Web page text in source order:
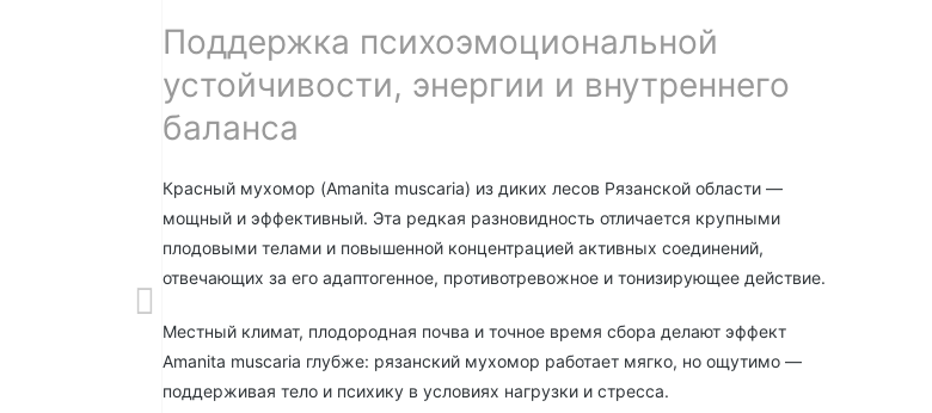
Поддержка психоэмоциональной
устойчивости, энергии и внутреннего
баланса
Красный мухомор (Amanita muscaria) из диких лесов Рязанской области —
мощный и эффективный. Эта редкая разновидность отличается крупными
плодовыми телами и повышенной концентрацией активных соединений,
отвечающих за его адаптогенное, противотревожное и тонизирующее действие.
Местный климат, плодородная почва и точное время сбора делают эффект
Amanita muscaria глубже: рязанский мухомор работает мягко, но ощутимо —
поддерживая тело и психику в условиях нагрузки и стресса.